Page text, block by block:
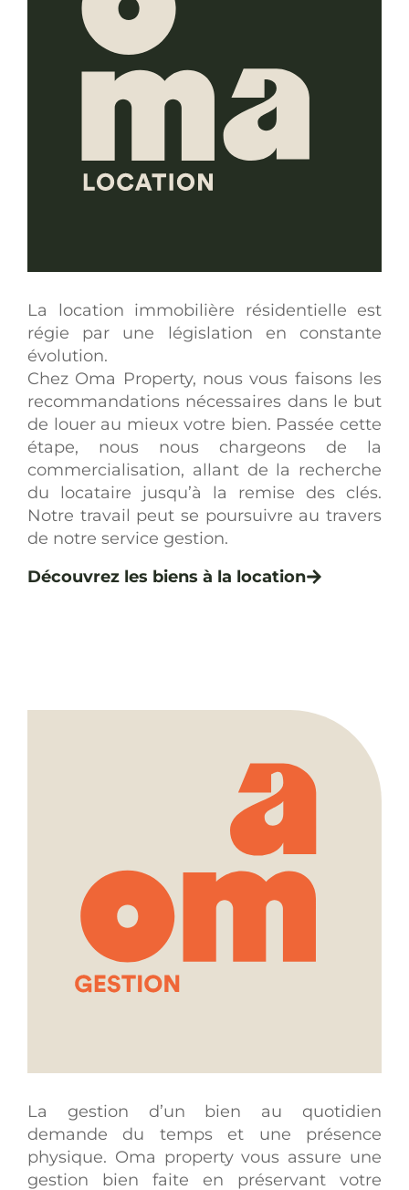
La location immobilière résidentielle est
régie par une législation en constante
évolution.
Chez Oma Property, nous vous faisons les
recommandations nécessaires dans le but
de louer au mieux votre bien. Passée cette
étape, nous nous chargeons de la
commercialisation, allant de la recherche
du locataire jusqu’à la remise des clés.
Notre travail peut se poursuivre au travers
de notre service gestion.
Découvrez les biens à la location
La gestion d’un bien au quotidien
demande du temps et une présence
physique. Oma property vous assure une
gestion bien faite en préservant votre